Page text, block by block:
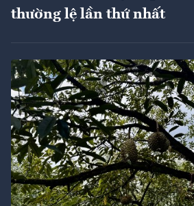
thường lệ lần thứ nhất